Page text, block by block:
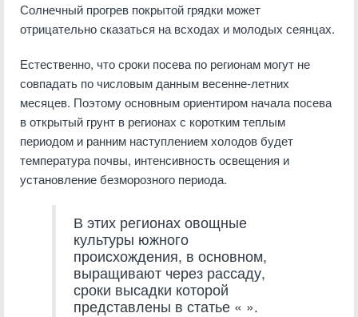
Солнечный прогрев покрытой грядки может
отрицательно сказаться на всходах и молодых сеянцах.
Естественно, что сроки посева по регионам могут не
совпадать по числовым данным весенне-летних
месяцев. Поэтому основным ориентиром начала посева
в открытый грунт в регионах с коротким теплым
периодом и ранним наступлением холодов будет
температура почвы, интенсивность освещения и
установление безморозного периода.
В этих регионах овощные
культуры южного
происхождения, в основном,
выращивают через рассаду,
сроки высадки которой
представлены в статье « ».